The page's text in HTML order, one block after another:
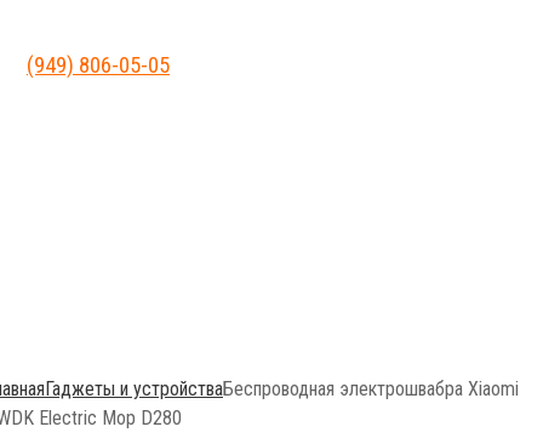
(949) 806-05-05
Гаджеты и устройстваБеспроводная электрошвабра Xiaomi
Electric Mop D280